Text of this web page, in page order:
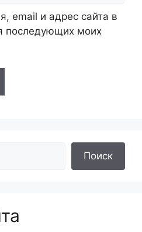
email и адрес сайта в
последующих моих
Поиск